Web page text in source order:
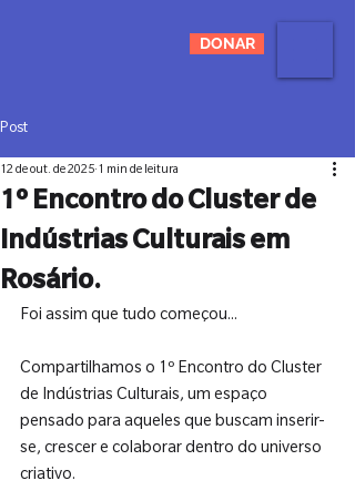
DONAR
Post
1º Encontro do Cluster de
Indústrias Culturais em
Rosário.
12 de out. de 2025 1 min de leitura
Foi assim que tudo começou...
Compartilhamos o 1º Encontro do Cluster
de Indústrias Culturais, um espaço
pensado para aqueles que buscam inserir-
se, crescer e colaborar dentro do universo
criativo.